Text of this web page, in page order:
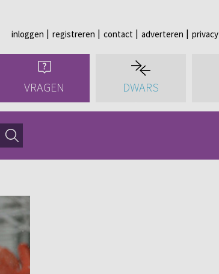
inloggen registreren contact adverteren privacy
VRAGEN DWARS